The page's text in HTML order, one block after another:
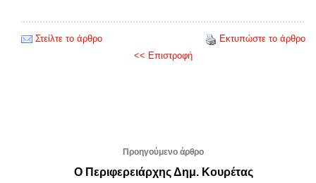
Στείλτε το άρθρο
Εκτυπώστε το άρθρο
<< Επιστροφή
Προηγούμενο άρθρο
O Περιφερειάρχης Δημ. Κουρέτας